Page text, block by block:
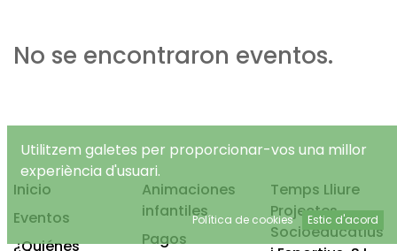
No se encontraron eventos.
Inicio
Eventos
¿Quiénes
Animaciones
infantiles
Pagos
Temps Lliure
Projectes
Socioeducatius
Utilitzem galetes per proporcionar-vos una millor
experiència d'usuari.
Política de cookies Estic d'acord